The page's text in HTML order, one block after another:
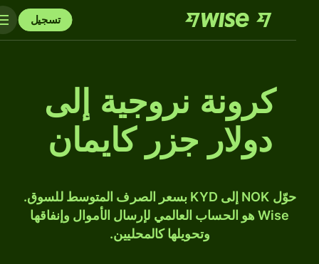
تسجيل
كرونة نروجية إلى
دولار جزر كايمان
حوّل NOK إلى KYD بسعر الصرف المتوسط للسوق.
Wise هو الحساب العالمي لإرسال الأموال وإنفاقها
وتحويلها كالمحليين.